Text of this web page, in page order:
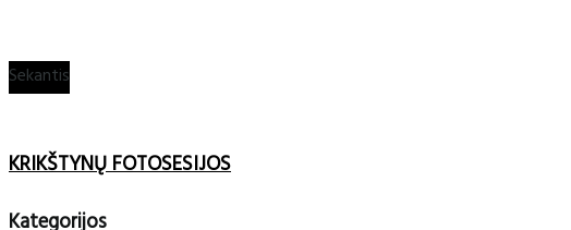
Sekantis
KRIKŠTYNŲ FOTOSESIJOS